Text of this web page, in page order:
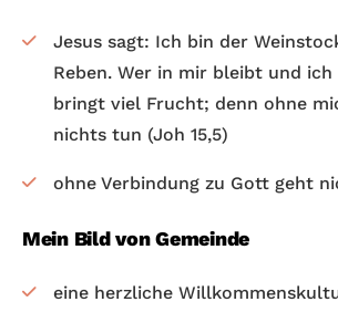
Jesus sagt: Ich bin der
Reben. Wer in mir bleibt und
bringt viel Frucht; denn ohne
nichts tun (Joh 15,5)
ohne Verbindung zu Gott geht
Mein Bild von Gemeinde
eine herzliche